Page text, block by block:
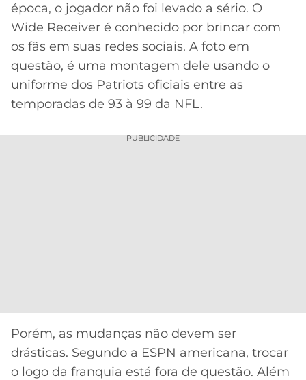
época, o jogador não foi levado a sério. O
Wide Receiver é conhecido por brincar com
os fãs em suas redes sociais. A foto em
questão, é uma montagem dele usando o
uniforme dos Patriots oficiais entre as
temporadas de 93 à 99 da NFL.
PUBLICIDADE
Porém, as mudanças não devem ser
drásticas. Segundo a ESPN americana, trocar
o logo da franquia está fora de questão. Além